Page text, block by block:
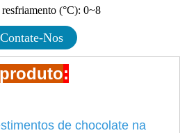
(°C): 0~8
Contate-Nos
:
de chocolate na